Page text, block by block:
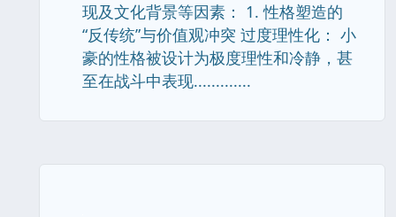
现及文化背景等因素： 1. 性格塑造的
“反传统”与价值观冲突 过度理性化： 小
豪的性格被设计为极度理性和冷静，甚
至在战斗中表现.............